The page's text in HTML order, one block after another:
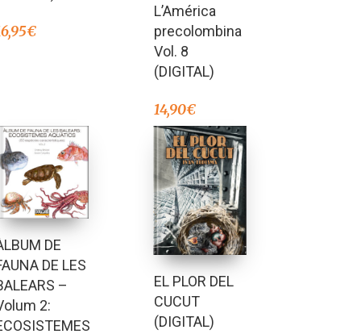
€
L’América
precolombina
Vol. 8
(DIGITAL)
14,90€
DE
DE LES
–
2:
EL PLOR DEL
CUCUT
(DIGITAL)